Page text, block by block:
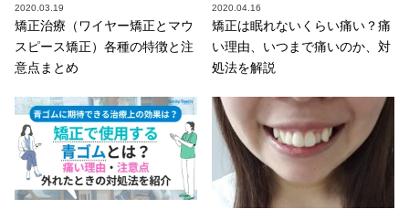
2020.03.19
矯正治療（ワイヤー矯正とマウ
スピース矯正）各種の特徴と注
意点まとめ
2020.04.16
矯正は眠れないくらい痛い？痛
い理由、いつまで痛いのか、対
処法を解説